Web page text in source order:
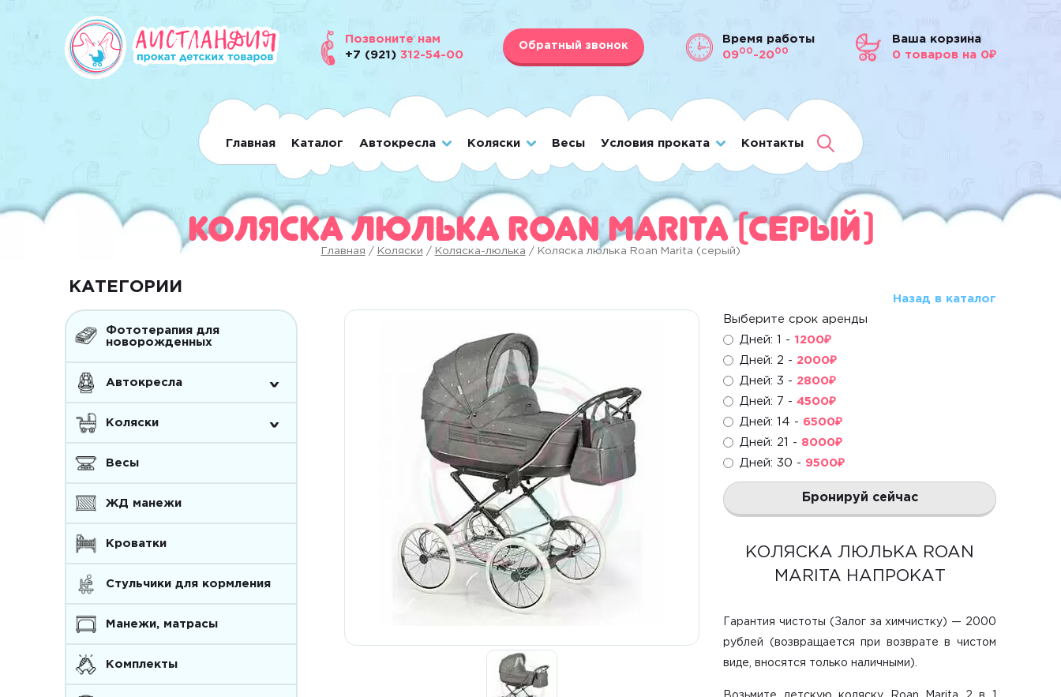
Позвоните нам
+7 (921)312-54-00
Обратный звонок
Время работы
0900 -2000
Ваша корзина
0 товаров на 0₽
Главная Каталог Автокресла Коляски Весы Условия проката Контакты
Коляска люлька Roan Marita (серый)
Главная / Коляски / Коляска-люлька / Коляска люлька Roan Marita (серый)
КАТЕГОРИИ
Фототерапия для
новорожденных
Автокресла ^
Коляски ^
Весы
ЖД манежи
Кроватки
Стульчики для кормления
Манежи, матрасы
Комплекты
Назад в каталог
Выберите срок аренды
Дней: 1 - 1200₽
Дней: 2 - 2000₽
Дней: 3 - 2800₽
Дней: 7 - 4500₽
Дней: 14 - 6500₽
Дней: 21 - 8000₽
Дней: 30 - 9500₽
Бронируй сейчас
КОЛЯСКА ЛЮЛЬКА ROAN
MARITA НАПРОКАТ
Гарантия чистоты (Залог за химчистку) — 2000
рублей (возвращается при возврате в чистом
виде, вносятся только наличными).